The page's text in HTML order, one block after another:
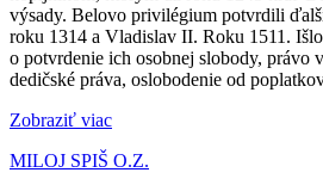
výsady. Belovo privilégium potvrdili
roku 1314 a Vladislav II. Roku 1511.
o potvrdenie ich osobnej slobody, právo
dedičské práva, oslobodenie od
Zobraziť viac
MILOJ SPIŠ O.Z.